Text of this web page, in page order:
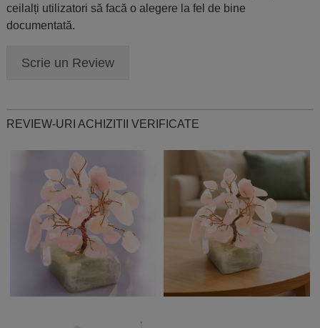
ceilalți utilizatori să facă o alegere la fel de bine
documentată.
Scrie un Review
REVIEW-URI ACHIZITII VERIFICATE